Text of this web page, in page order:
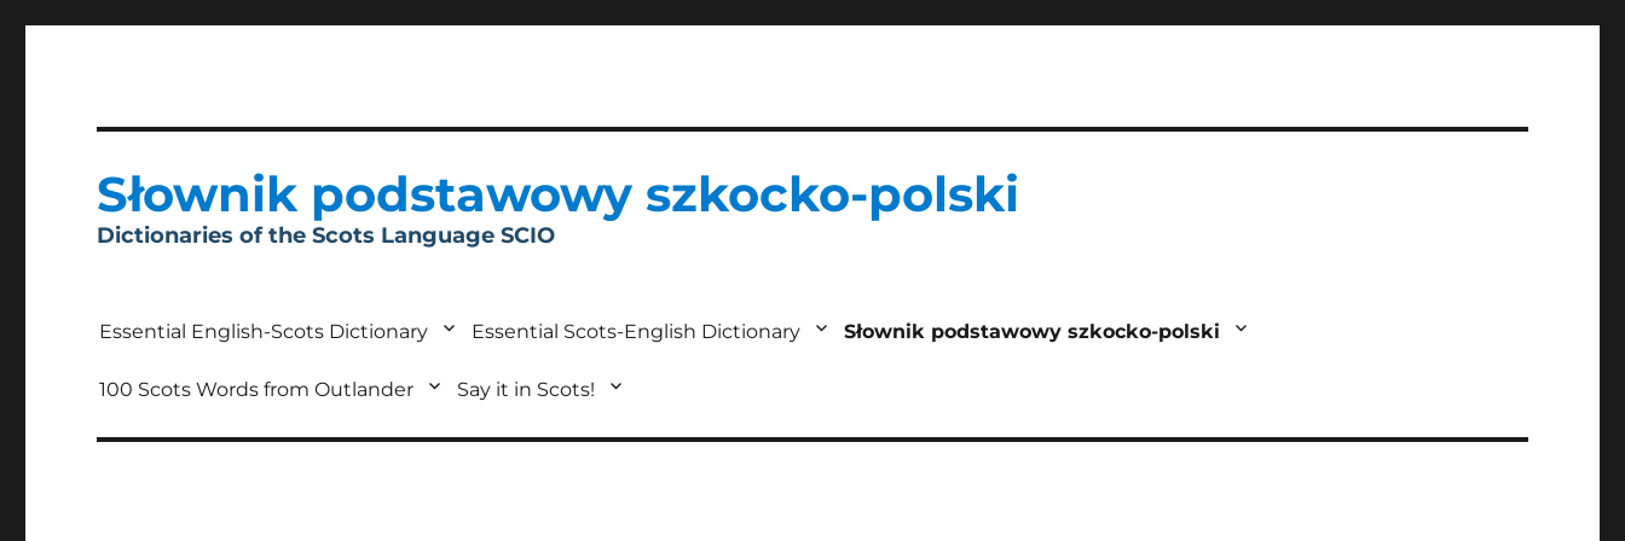
Słownik podstawowy szkocko-polski
Dictionaries of the Scots Language SCIO
Essential English-Scots Dictionary Essential Scots-English Dictionary Słownik podstawowy szkocko-polski
100 Scots Words from Outlander Say it in Scots!